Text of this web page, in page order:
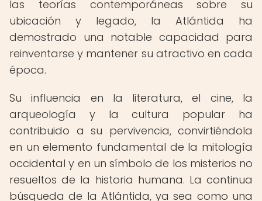
las teorías contemporáneas sobre su
ubicación y legado, la Atlántida ha
demostrado una notable capacidad para
reinventarse y mantener su atractivo en cada
época.
Su influencia en la literatura, el cine, la
arqueología y la cultura popular ha
contribuido a su pervivencia, convirtiéndola
en un elemento fundamental de la mitología
occidental y en un símbolo de los misterios no
resueltos de la historia humana. La continua
búsqueda de la Atlántida, ya sea como una